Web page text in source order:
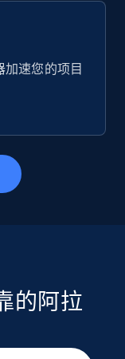
加速您的项目
的阿拉